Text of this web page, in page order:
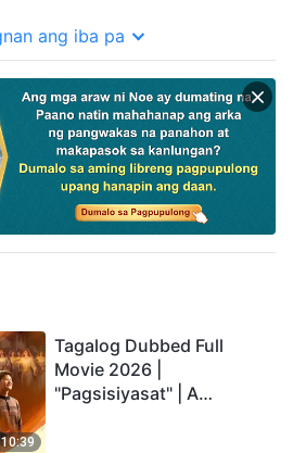
ang iba pa
Tagalog Dubbed Full
Movie 2026 |
"Pagsisiyasat" | A